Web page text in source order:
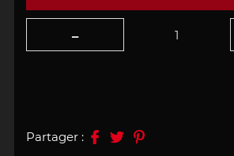
Partager :